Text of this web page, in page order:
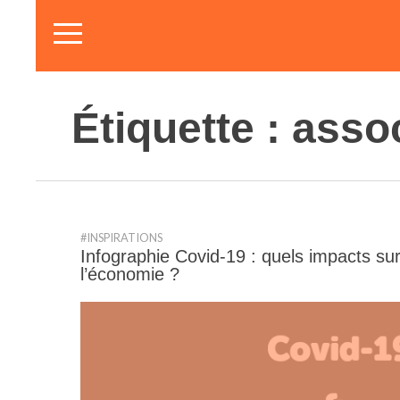
Étiquette :
#INSPIRATIONS
Infographie Covid-19 : quels impacts
l’économie ?